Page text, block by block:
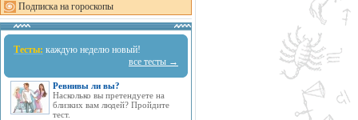
Подписка на гороскопы
Тесты: каждую неделю новый!
все тесты →
Ревнивы ли вы?
Насколько вы претендуете на
близких вам людей? Пройдите
тест.